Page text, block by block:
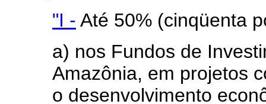
"I - Até 50% (cinqüenta
a) nos Fundos de
Amazônia, em projetos
o desenvolvimento